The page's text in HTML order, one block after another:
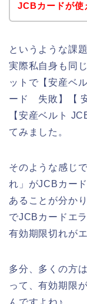
JCBカードが使
というような課
実際私自身も同
ットで【安産ベ
ード 失敗】【
【安産ベルト
てみました。
そのような感じ
れ」がJCBカー
あることが分か
でJCBカードエ
有効期限切れが
多分、多くの方
って、有効期限